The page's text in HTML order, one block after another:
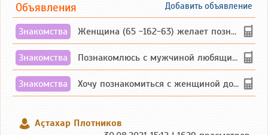
Добавить объявление
Объявления
Знакомства Женщина (65 -162-63) желает познакомиться с одиноким, добродушным, без вредных ...
Знакомства Познакомлюсь с мужчиной любящим танцевать и петь на родном чувашском языке
Знакомства Хочу познакомиться с женщиной до 55 лет чувашской или русской национальности дл...
Аçтахар Плотников